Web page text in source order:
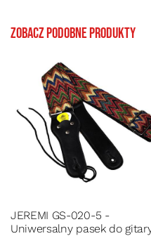
Zobacz podobne produkty
JEREMI GS-020-5 -
Uniwersalny pasek do